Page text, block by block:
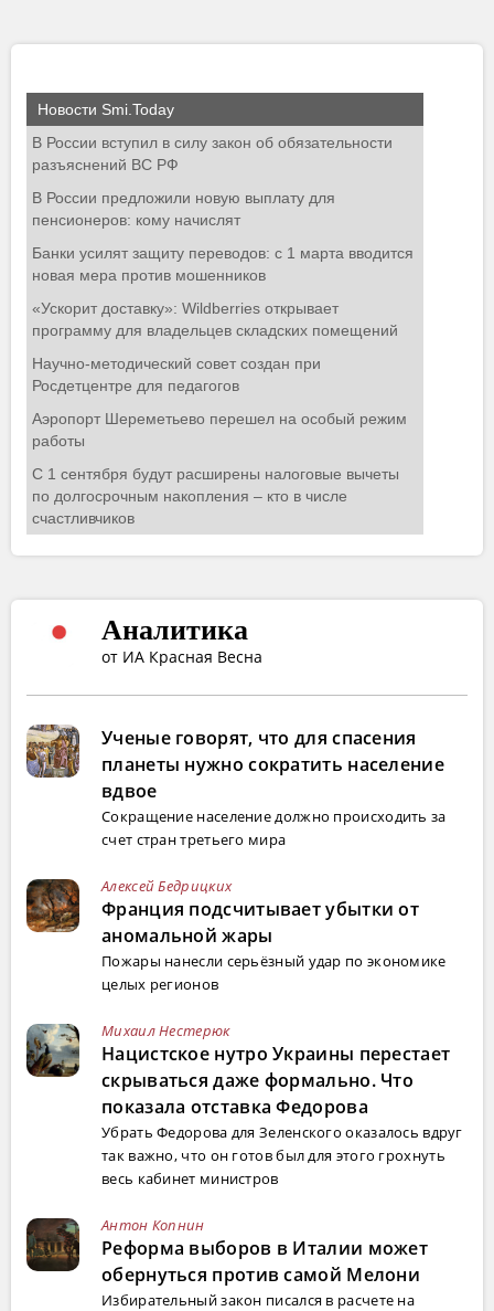
Аналитика
от ИА Красная Весна
Ученые говорят, что для спасения
планеты нужно сократить население
вдвое
Сокращение население должно происходить за
счет стран третьего мира
Алексей Бедрицких
Франция подсчитывает убытки от
аномальной жары
Пожары нанесли серьёзный удар по экономике
целых регионов
Михаил Нестерюк
Нацистское нутро Украины перестает
скрываться даже формально. Что
показала отставка Федорова
Убрать Федорова для Зеленского оказалось вдруг
так важно, что он готов был для этого грохнуть
весь кабинет министров
Антон Копнин
Реформа выборов в Италии может
обернуться против самой Мелони
Избирательный закон писался в расчете на